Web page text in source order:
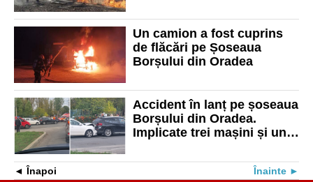
Un camion a fost cuprins
de flăcări pe Șoseaua
Borșului din Oradea
Accident în lanț pe șoseaua
Borșului din Oradea.
Implicate trei mașini și un
Înapoi Înainte